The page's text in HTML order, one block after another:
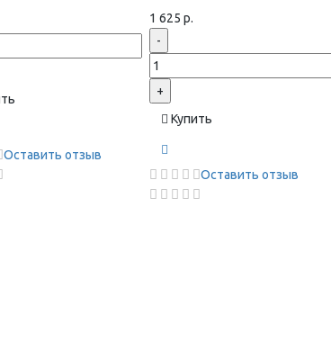
Оставить отзыв
1 625 р.
-
+
Купить
Оставить отзыв